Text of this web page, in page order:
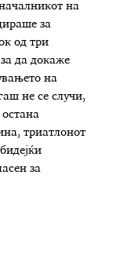
на
за
од три
да докаже
на
не се случи,
триатлонот
за